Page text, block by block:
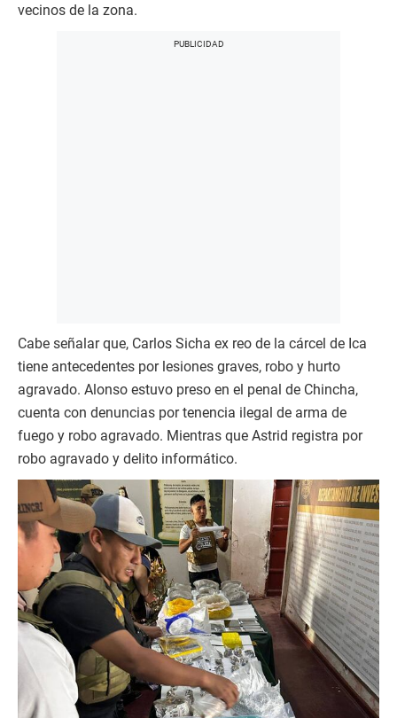
vecinos de la zona.
Cabe señalar que, Carlos Sicha ex reo de la cárcel de Ica
tiene antecedentes por lesiones graves, robo y hurto
agravado. Alonso estuvo preso en el penal de Chincha,
cuenta con denuncias por tenencia ilegal de arma de
fuego y robo agravado. Mientras que Astrid registra por
robo agravado y delito informático.